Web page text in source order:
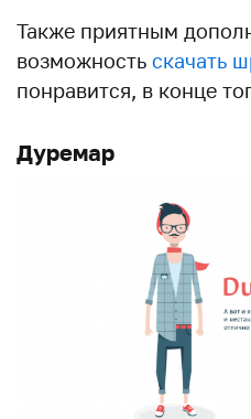
Также приятным
возможность скачать
понравится, в конце
Дуремар